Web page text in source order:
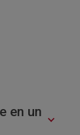
en un